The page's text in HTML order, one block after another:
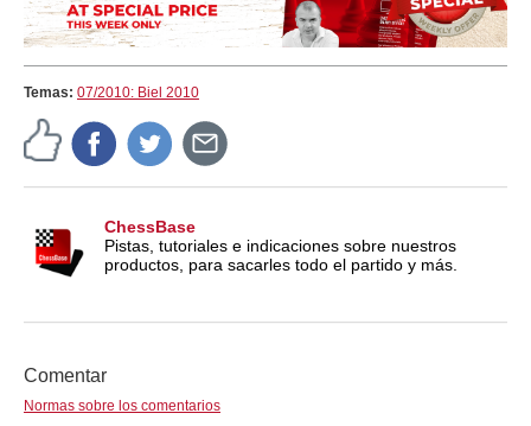
Temas: 07/2010: Biel 2010
ChessBase
Pistas, tutoriales e indicaciones sobre nuestros
productos, para sacarles todo el partido y más.
Comentar
Normas sobre los comentarios